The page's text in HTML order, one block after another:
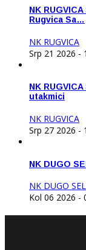
NK
Rugvica Sa…
NK RUGVICA
Srp 21 2026 -
NK
utakmici
NK RUGVICA
Srp 27 2026 -
NK DUGO
NK DUGO
Kol 06 2026 -